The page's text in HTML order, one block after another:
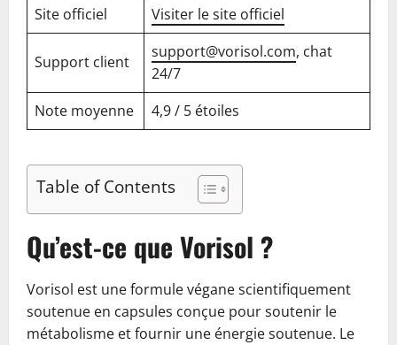
Site officiel Visiter le site officiel
Support client
support@vorisol.com, chat
24/7
Note moyenne
4,9 / 5 étoiles
Table of Contents
Qu’est-ce que Vorisol ?
Vorisol est une formule végane scientifiquement
soutenue en capsules conçue pour soutenir le
métabolisme et fournir une énergie soutenue. Le